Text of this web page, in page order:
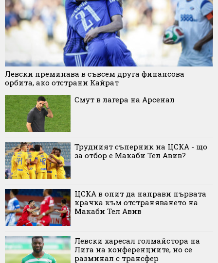
Левски преминава в съвсем друга финансова
орбита, ако отстрани Кайрат
Смут в лагера на Арсенал
Трудният съперник на ЦСКА - що
за отбор е Макаби Тел Авив?
ЦСКА в опит да направи първата
крачка към отстраняването на
Макаби Тел Авив
Левски харесал голмайстора на
Лига на конференциите, но се
разминал с трансфер